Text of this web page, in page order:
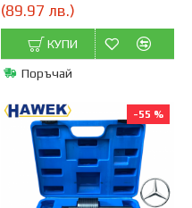
(89.97 лв.)
КУПИ
Поръчай
-55 %